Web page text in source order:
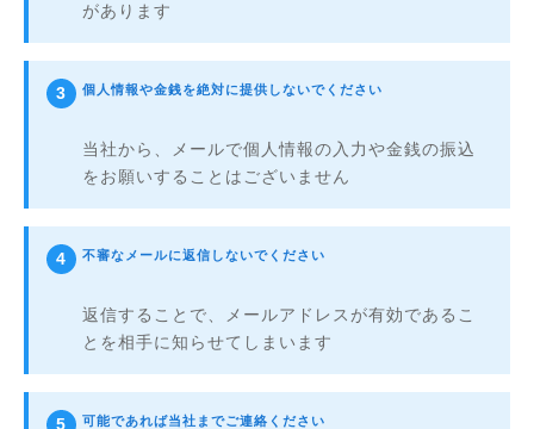
があります
個人情報や金銭を絶対に提供しないでください
当社から、メールで個人情報の入力や金銭の振込
をお願いすることはございません
不審なメールに返信しないでください
返信することで、メールアドレスが有効であるこ
とを相手に知らせてしまいます
可能であれば当社までご連絡ください